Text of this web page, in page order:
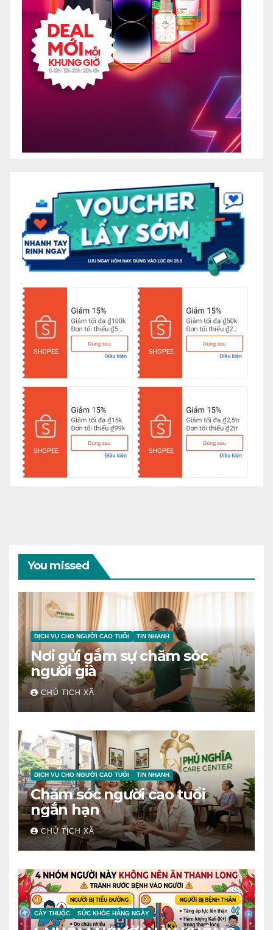
You missed
DỊCH VỤ CHO NGƯỜI CAO TUỔI TIN NHANH
Nơi gửi gắm sự chăm sóc
người già
CHỦ TỊCH XÃ
DỊCH VỤ CHO NGƯỜI CAO TUỔI TIN NHANH
Chăm sóc người cao tuổi
ngắn hạn
CHỦ TỊCH XÃ
CÂY THUỐC SỨC KHỎE HÀNG NGÀY